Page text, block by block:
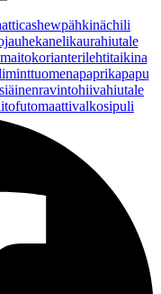
cashewpähkinächili
kanelikaurahiutale
korianterilehtitaikina
minttuomenapaprikapapu
ravintohiivahiutale
tofutomaattivalkosipuli